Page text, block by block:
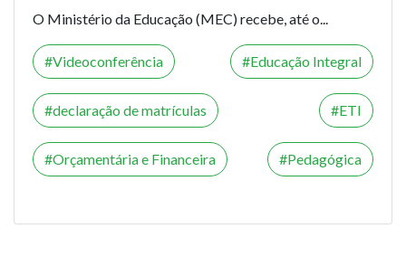
O Ministério da Educação (MEC) recebe, até o...
Videoconferência Educação Integral
declaração de matrículas ETI
Orçamentária e Financeira Pedagógica